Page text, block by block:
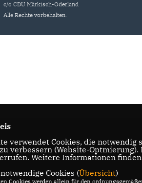
c/o CDU Märkisch-Oderland
Alle Rechte vorbehalten.
verwendet Cookies, die
verbessern (Website-
Weitere Informationen
Cookies (Übersicht)
Cookies werden allein für den